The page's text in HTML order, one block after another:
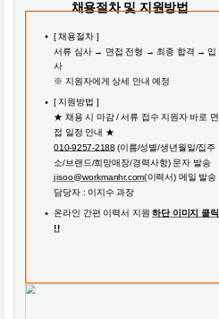
채용절차 및 지원방법
[ 채용절차 ]
서류 심사 → 면접 전형 → 최종 합격 → 입
사
※ 지원자에게 상세 안내 예정
[ 지원방법 ]
★ 채용 시 마감 / 서류 접수 지원자 바로 면
접 일정 안내 ★
010-9257-2188 (이름/성별/생년월일/집주
소/브랜드/희망매장/경력사항) 문자 발송
jisoo@workmanhr.com(이력서) 메일 발송
담당자 : 이지수 과장
온라인 간편 이력서 지원하단 이미지 클릭
!!